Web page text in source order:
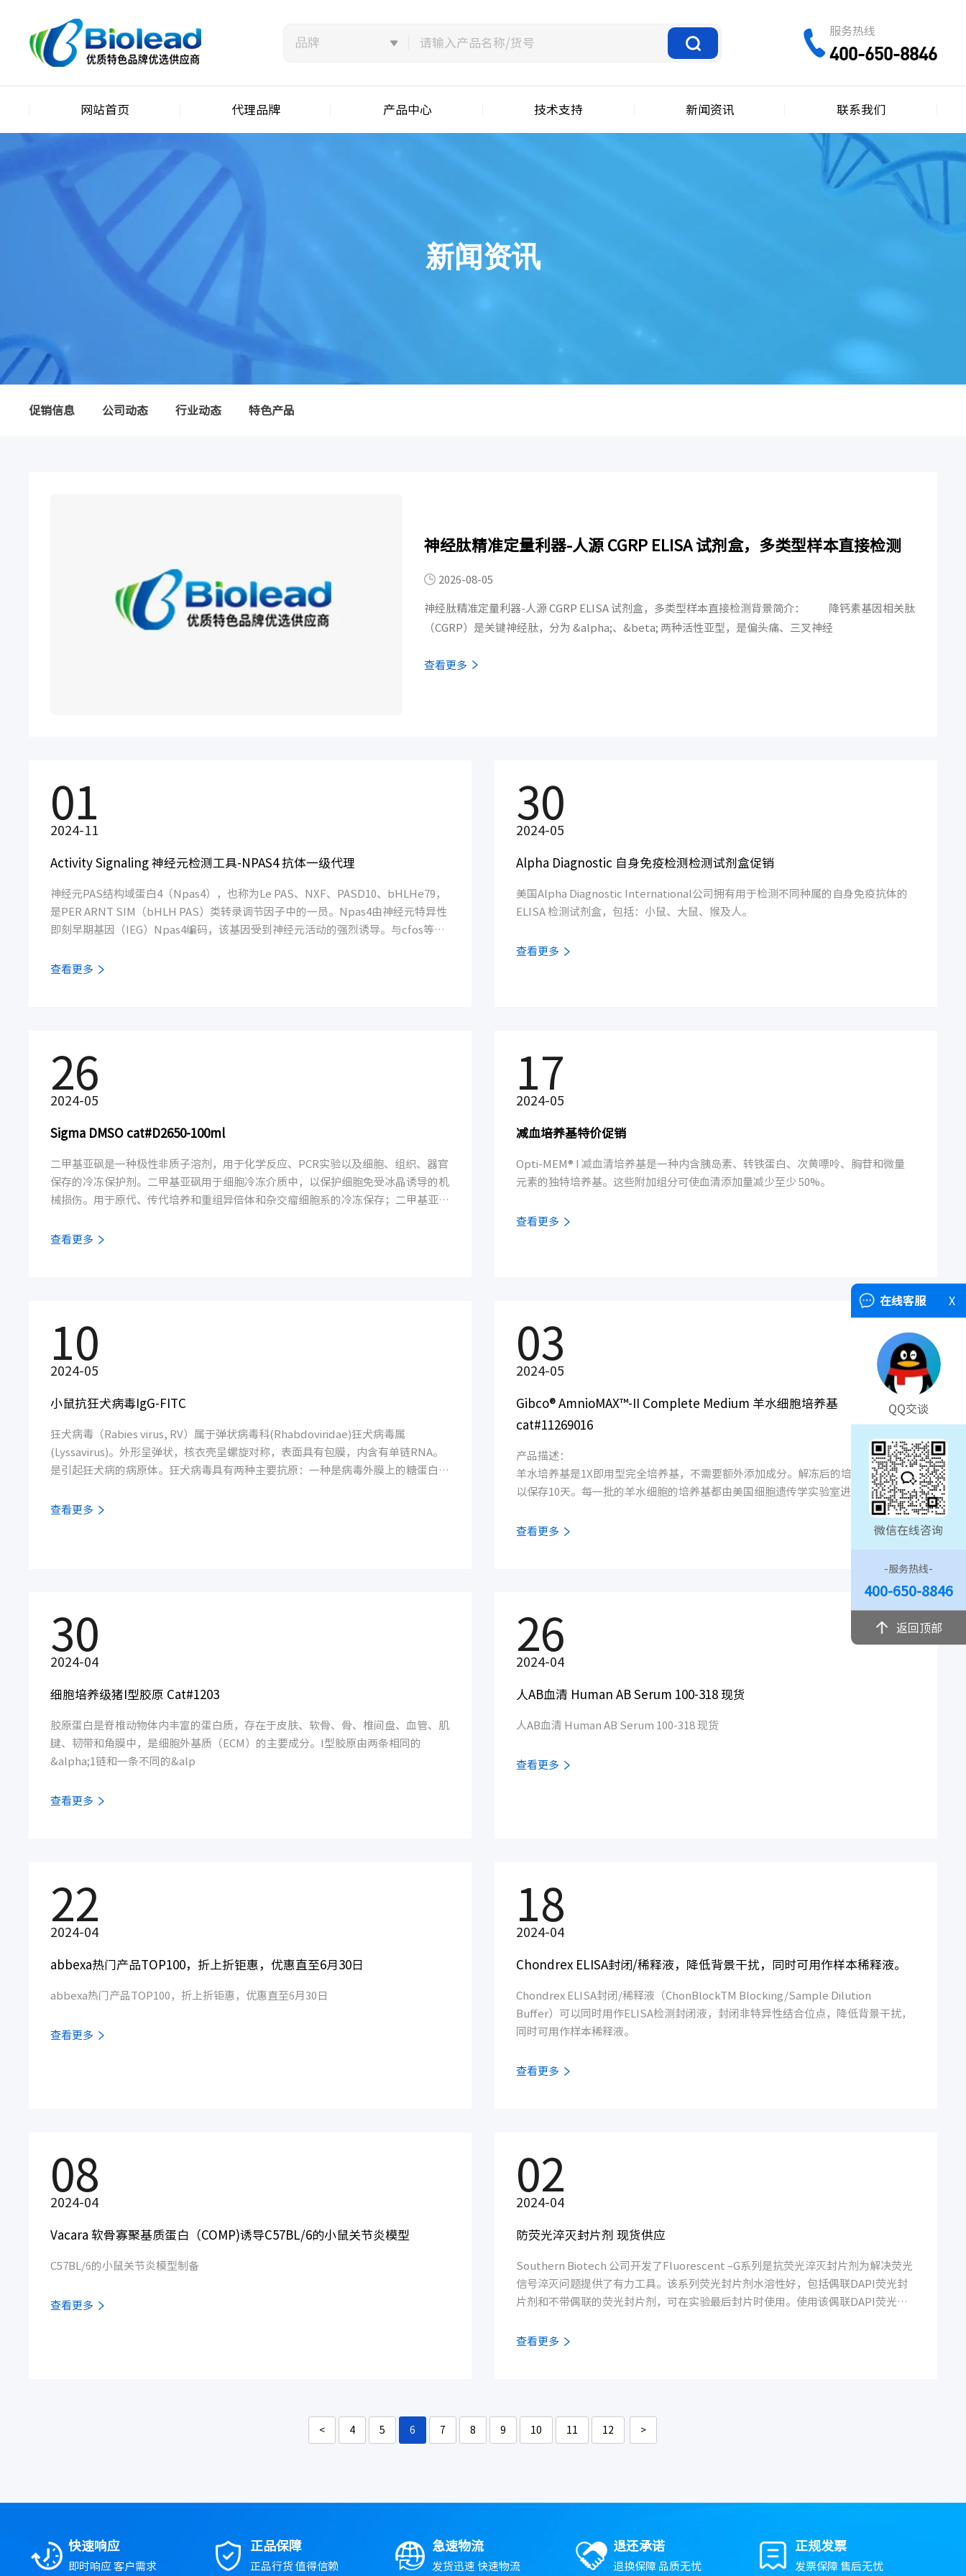
服务热线
400-650-8846
网站首页 代理品牌 产品中心 技术支持 新闻资讯 联系我们
新闻资讯
促销信息 公司动态 行业动态 特色产品
神经肽精准定量利器-人源 CGRP ELISA 试剂盒，多类型样本直接检测
2026-08-05
神经肽精准定量利器-人源 CGRP ELISA 试剂盒，多类型样本直接检测背景简介： 降钙素基因相关肽
（CGRP）是关键神经肽，分为 &alpha;、&beta; 两种活性亚型，是偏头痛、三叉神经
查看更多
01
2024-11
Activity Signaling 神经元检测工具-NPAS4 抗体一级代理
神经元PAS结构域蛋白4（Npas4），也称为Le PAS、NXF、PASD10、bHLHe79，
是PER ARNT SIM（bHLH PAS）类转录调节因子中的一员。Npas4由神经元特异性
即刻早期基因（IEG）Npas4编码，该基因受到神经元活动的强烈诱导。与cfos等传
人，2008）。此外，Npas4表达比其他IEG更快速、更短暂（Ramamoorthi等人，
查看更多
30
2024-05
Alpha Diagnostic 自身免疫检测检测试剂盒促销
美国Alpha Diagnostic International公司拥有用于检测不同种属的自身免疫抗体的
ELISA 检测试剂盒，包括：小鼠、大鼠、猴及人。
查看更多
26
2024-05
Sigma DMSO cat#D2650-100ml
二甲基亚砜是一种极性非质子溶剂，用于化学反应、PCR实验以及细胞、组织、器官
保存的冷冻保护剂。二甲基亚砜用于细胞冷冻介质中，以保护细胞免受冰晶诱导的机
械损伤。用于原代、传代培养和重组异倍体和杂交瘤细胞系的冷冻保存；二甲基亚砜
查看更多
17
2024-05
减血培养基特价促销
Opti-MEM® I 减血清培养基是一种内含胰岛素、转铁蛋白、次黄嘌呤、胸苷和微量
元素的独特培养基。这些附加组分可使血清添加量减少至少 50%。
查看更多
10
2024-05
小鼠抗狂犬病毒IgG-FITC
狂犬病毒（Rabies virus, RV）属于弹状病毒科(Rhabdoviridae)狂犬病毒属
(Lyssavirus)。外形呈弹状，核衣壳呈螺旋对称，表面具有包膜，内含有单链RNA。
是引起狂犬病的病原体。狂犬病毒具有两种主要抗原：一种是病毒外膜上的糖蛋白抗
抗体，中和抗体具有保护作用；另一种为内层的核蛋白抗原，可使体内产生补体结合
查看更多
03
2024-05
Gibco® AmnioMAX™-II Complete Medium 羊水细胞培养基
cat#11269016
产品描述：
羊水培养基是1X即用型完全培养基，不需要额外添加成分。解冻后的培养基2-8℃可
以保存10天。每一批的羊水细胞的培养基都由美国细胞遗传学实验室进行性能测
查看更多
30
2024-04
细胞培养级猪I型胶原 Cat#1203
胶原蛋白是脊椎动物体内丰富的蛋白质，存在于皮肤、软骨、骨、椎间盘、血管、肌
腱、韧带和角膜中，是细胞外基质（ECM）的主要成分。I型胶原由两条相同的
&alpha;1链和一条不同的&alp
查看更多
26
2024-04
人AB血清 Human AB Serum 100-318 现货
人AB血清 Human AB Serum 100-318 现货
查看更多
22
2024-04
abbexa热门产品TOP100，折上折钜惠，优惠直至6月30日
abbexa热门产品TOP100，折上折钜惠，优惠直至6月30日
查看更多
18
2024-04
Chondrex ELISA封闭/稀释液，降低背景干扰，同时可用作样本稀释液。
Chondrex ELISA封闭/稀释液（ChonBlockTM Blocking/Sample Dilution
Buffer）可以同时用作ELISA检测封闭液，封闭非特异性结合位点，降低背景干扰，
同时可用作样本稀释液。
查看更多
08
2024-04
Vacara 软骨寡聚基质蛋白（COMP)诱导C57BL/6的小鼠关节炎模型
C57BL/6的小鼠关节炎模型制备
查看更多
02
2024-04
防荧光淬灭封片剂 现货供应
Southern Biotech 公司开发了Fluorescent –G系列是抗荧光淬灭封片剂为解决荧光
信号淬灭问题提供了有力工具。该系列荧光封片剂水溶性好，包括偶联DAPI荧光封
片剂和不带偶联的荧光封片剂，可在实验最后封片时使用。使用该偶联DAPI荧光封
果。Fluorescent –G系列封片剂常备现货。
查看更多
< 4 5 6 7 8 9 10 11 12 >
快速响应
即时响应 客户需求
正品保障
正品行货 值得信赖
急速物流
发货迅速 快速物流
退还承诺
退换保障 品质无忧
正规发票
发票保障 售后无忧
在线客服 X
QQ交谈
微信在线咨询
-服务热线-
400-650-8846
返回顶部